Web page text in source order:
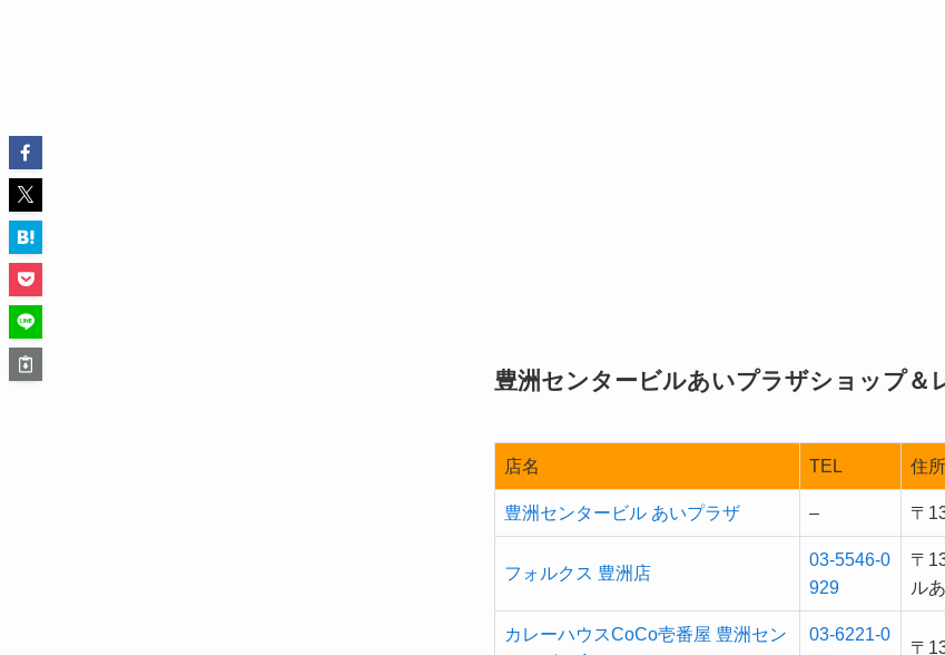
豊洲センタービルあいプラザショップ＆
店名 TEL 住所
豊洲センタービル あいプラザ – 〒
フォルクス 豊洲店
03-5546-0
929
〒
ル
カレーハウスCoCo壱番屋 豊洲セン
03-6221-0
〒